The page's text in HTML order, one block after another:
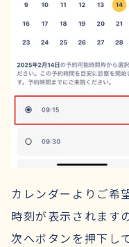
カレンダーよりご希
時刻が表示されます
次へボタンを押下し